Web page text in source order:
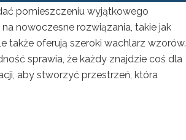
pomieszczeniu wyjątkowego
nowoczesne rozwiązania, takie jak
także oferują szeroki wachlarz wzorów.
sprawia, że każdy znajdzie coś dla
aby stworzyć przestrzeń, która